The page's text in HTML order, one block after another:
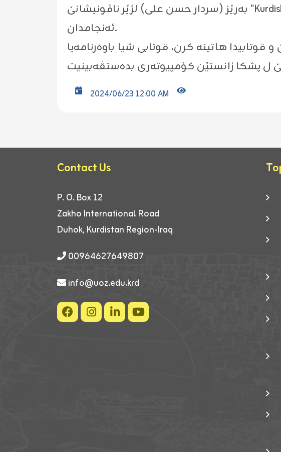
بەرێز (سردار حسن علی) لژێر ناڤونیشانێ "Kurdish Handwritten Recognition Based on Convolutional Neural Network" هاتە
ئەنجامدان.
هاتینە کرن، قوتابی شیا باوەرنامەیا
2024/06/23 12:00 AM
Contact Us
P. O. Box 12
Zakho International Road
Duhok, Kurdistan Region-Iraq
00964627649807
info@uoz.edu.krd